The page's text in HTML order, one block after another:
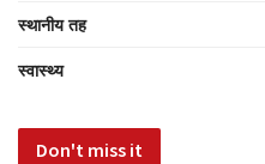
स्थानीय तह
स्वास्थ्य
Don't miss it